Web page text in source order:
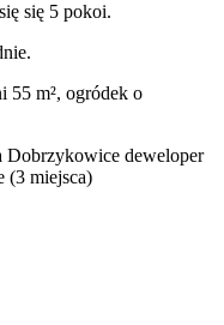
się 5 pokoi.
.
55 m², ogródek o
Dobrzykowice deweloper
(3 miejsca)